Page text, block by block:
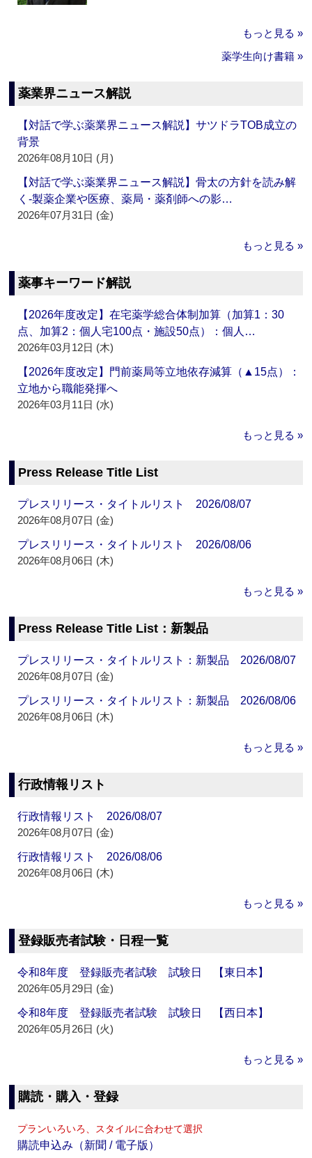
もっと見る »
薬学生向け書籍 »
薬業界ニュース解説
【対話で学ぶ薬業界ニュース解説】サツドラTOB成立の
背景
2026年08月10日 (月)
【対話で学ぶ薬業界ニュース解説】骨太の方針を読み解
く‐製薬企業や医療、薬局・薬剤師への影…
2026年07月31日 (金)
もっと見る »
薬事キーワード解説
【2026年度改定】在宅薬学総合体制加算（加算1：30
点、加算2：個人宅100点・施設50点）：個人…
2026年03月12日 (木)
【2026年度改定】門前薬局等立地依存減算（▲15点）：
立地から職能発揮へ
2026年03月11日 (水)
もっと見る »
Press Release Title List
プレスリリース・タイトルリスト 2026/08/07
2026年08月07日 (金)
プレスリリース・タイトルリスト 2026/08/06
2026年08月06日 (木)
もっと見る »
Press Release Title List：新製品
プレスリリース・タイトルリスト：新製品 2026/08/07
2026年08月07日 (金)
プレスリリース・タイトルリスト：新製品 2026/08/06
2026年08月06日 (木)
もっと見る »
行政情報リスト
行政情報リスト 2026/08/07
2026年08月07日 (金)
行政情報リスト 2026/08/06
2026年08月06日 (木)
もっと見る »
登録販売者試験・日程一覧
令和8年度 登録販売者試験 試験日 【東日本】
2026年05月29日 (金)
令和8年度 登録販売者試験 試験日 【西日本】
2026年05月26日 (火)
もっと見る »
購読・購入・登録
プランいろいろ、スタイルに合わせて選択
購読申込み（新聞 / 電子版）